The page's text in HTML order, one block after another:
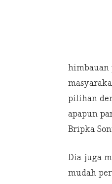
himbauan
pilihan
apapun
Bripka
Dia juga
mudah